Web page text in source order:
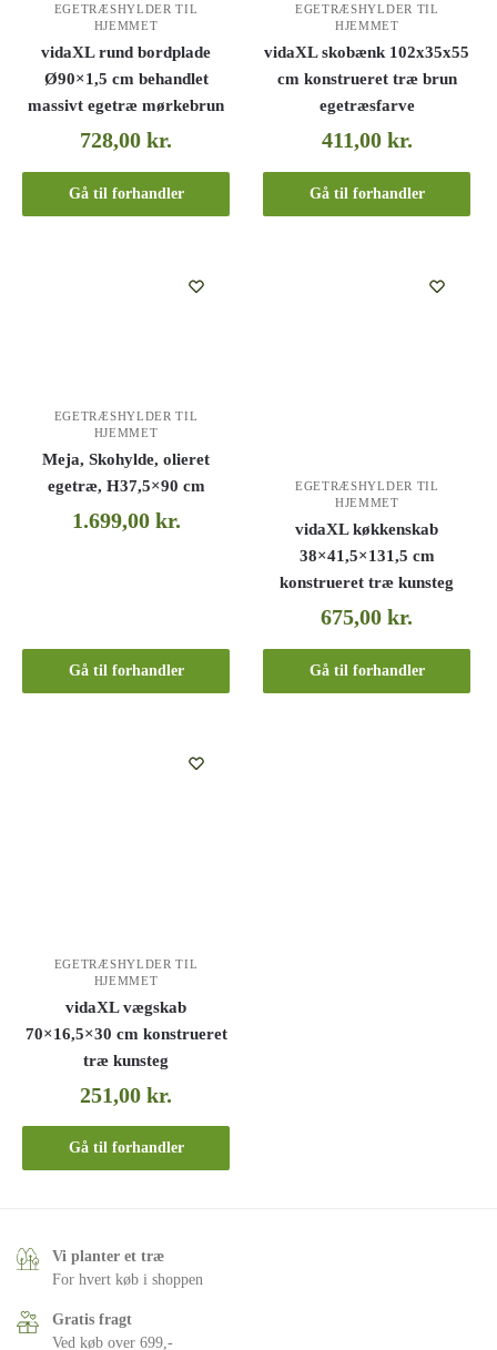
EGETRÆSHYLDER TIL
HJEMMET
vidaXL rund bordplade
Ø90×1,5 cm behandlet
massivt egetræ mørkebrun
728,00kr.
Gå til forhandler
EGETRÆSHYLDER TIL
HJEMMET
vidaXL skobænk 102x35x55
cm konstrueret træ brun
egetræsfarve
411,00 kr.
Gå til forhandler
EGETRÆSHYLDER TIL
HJEMMET
Meja, Skohylde, olieret
egetræ, H37,5×90 cm
1.699,00 kr.
Gå til forhandler
EGETRÆSHYLDER TIL
HJEMMET
vidaXL køkkenskab
38×41,5×131,5 cm
konstrueret træ kunsteg
675,00kr.
Gå til forhandler
EGETRÆSHYLDER TIL
HJEMMET
vidaXL vægskab
70×16,5×30 cm konstrueret
træ kunsteg
251,00kr.
Gå til forhandler
Vi planter et træ
For hvert køb i shoppen
Gratis fragt
Ved køb over 699,-